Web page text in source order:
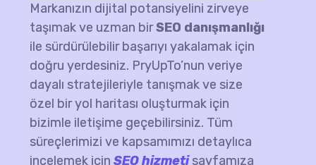
Markanızın dijital potansiyelini zirveye
taşımak ve uzman birSEO danışmanlığı
ile sürdürülebilir başarıyı yakalamak için
doğru yerdesiniz. PryUpTo’nun veriye
dayalı stratejileriyle tanışmak ve size
özel bir yol haritası oluşturmak için
bizimle iletişime geçebilirsiniz. Tüm
süreçlerimizi ve kapsamımızı detaylıca
incelemek içinSEO hizmetisayfamıza